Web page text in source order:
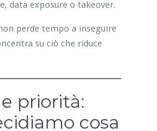
data exposure o takeover.
perde tempo a inseguire
su ciò che riduce
priorità:
cosa